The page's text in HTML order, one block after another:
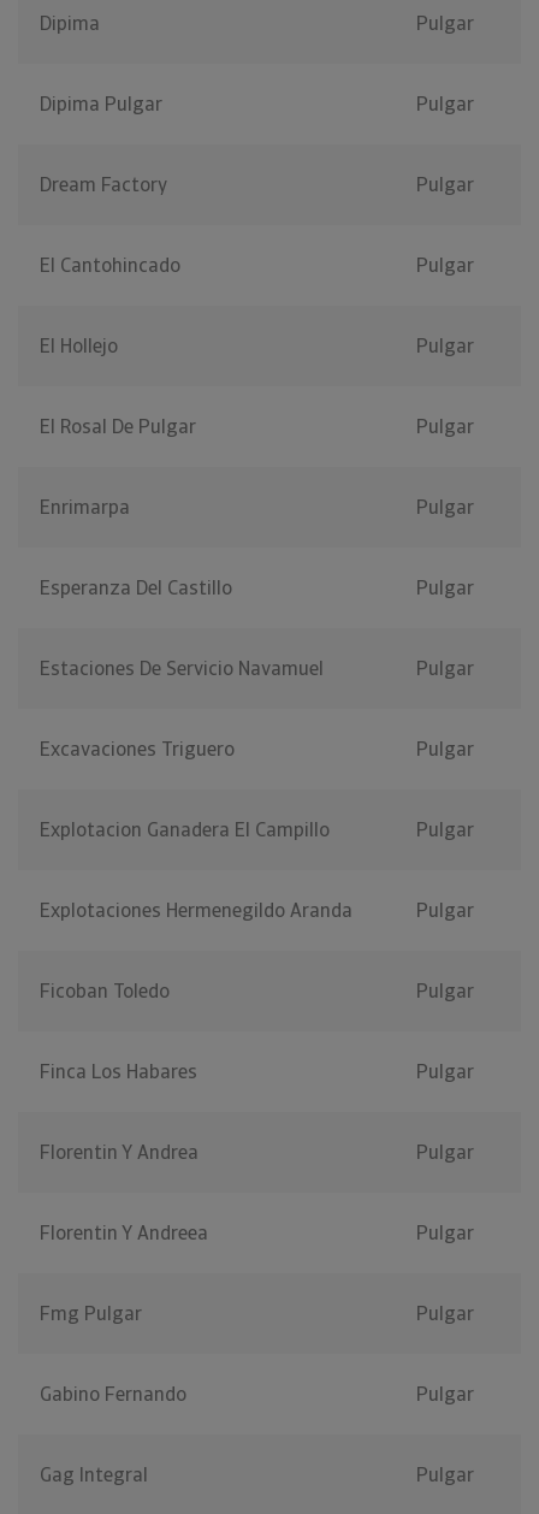
Dipima Pulgar
Dipima Pulgar Pulgar
Dream Factory Pulgar
El Cantohincado Pulgar
El Hollejo Pulgar
El Rosal De Pulgar Pulgar
Enrimarpa Pulgar
Esperanza Del Castillo Pulgar
Estaciones De Servicio Navamuel Pulgar
Excavaciones Triguero Pulgar
Explotacion Ganadera El Campillo Pulgar
Explotaciones Hermenegildo Aranda Pulgar
Ficoban Toledo Pulgar
Finca Los Habares Pulgar
Florentin Y Andrea Pulgar
Florentin Y Andreea Pulgar
Fmg Pulgar Pulgar
Gabino Fernando Pulgar
Gag Integral Pulgar